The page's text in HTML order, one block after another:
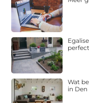
Wat
in Den